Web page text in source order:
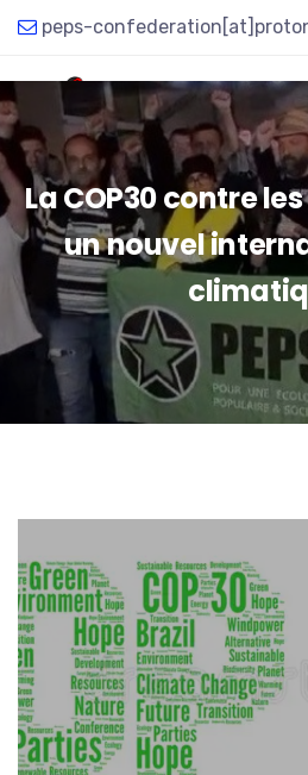
peps-
La COP30 contre
un nouvel